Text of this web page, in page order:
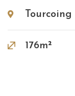
Tourcoing
176m²